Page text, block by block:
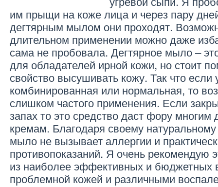
им прыщи на коже лица и через пару
дегтярным мылом они проходят.
длительном применении можно даже
сама не пробовала. Дегтярное мыло –
для обладателей ирной кожи, но стоит
свойство высушивать кожу. Так что если
комбинированная или нормальная, то
слишком частого применения. Если
запах то это средство даст фору многим
кремам. Благодаря своему натуральному
мыло не вызывает аллергии и
противопоказаний. Я очень рекомендую
из наиболее эффективных и бюджетных
проблемной кожей и различными